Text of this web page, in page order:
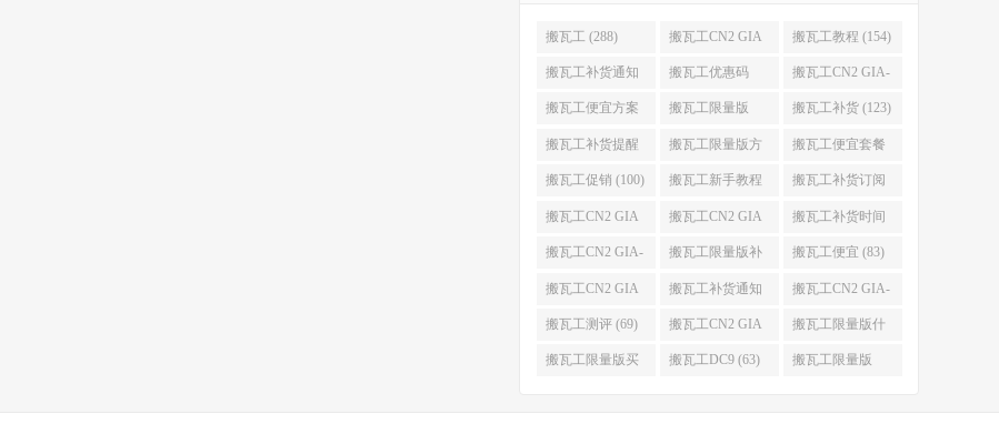
搬瓦工 (288) 搬瓦工CN2 GIA
(176)
搬瓦工教程 (154)
搬瓦工补货通知
(132)
搬瓦工优惠码
(131)
搬瓦工CN2 GIA-
E (130)
搬瓦工便宜方案
(128)
搬瓦工限量版
(126)
搬瓦工补货 (123)
搬瓦工补货提醒
(106)
搬瓦工限量版方
案 (106)
搬瓦工便宜套餐
(103)
搬瓦工促销 (100) 搬瓦工新手教程
(98)
搬瓦工补货订阅
(98)
搬瓦工CN2 GIA
便宜方案 (92)
搬瓦工CN2 GIA
限量版 (90)
搬瓦工补货时间
(89)
搬瓦工CN2 GIA-
E限量版 (84)
搬瓦工限量版补
货 (84)
搬瓦工便宜 (83)
搬瓦工CN2 GIA
优惠 (82)
搬瓦工补货通知
QQ群 (76)
搬瓦工CN2 GIA-
E便宜套餐 (76)
搬瓦工测评 (69) 搬瓦工CN2 GIA
限量版补货 (67)
搬瓦工限量版什
么时候补货 (67)
搬瓦工限量版买 搬瓦工DC9 (63) 搬瓦工限量版